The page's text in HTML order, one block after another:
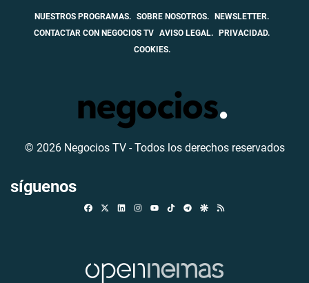
NUESTROS PROGRAMAS. SOBRE NOSOTROS. NEWSLETTER.
CONTACTAR CON NEGOCIOS TV AVISO LEGAL. PRIVACIDAD.
COOKIES.
© 2026 Negocios TV - Todos los derechos reservados
síguenos
FacebookLinkedinInstagramTikTokTelegramGoogle Discover